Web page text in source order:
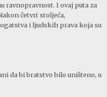
ravnopravnost. I ovaj puta za
četvrt stoljeća,
i ljudskih prava koja su
da bi bratstvo bilo uništeno, u